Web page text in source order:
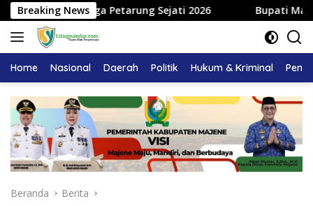
Langsung
ke
konten
Breaking News
Petarung Sejati 2026 Bupati Majene Hadiri
Home Nasional Daerah Politik Hukum & Kriminal
Beranda Berita